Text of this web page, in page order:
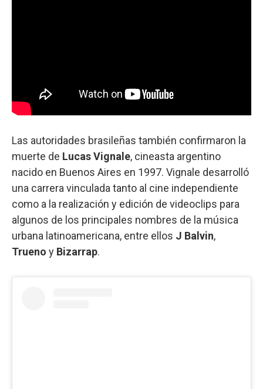
Las autoridades brasileñas también confirmaron la
muerte de Lucas Vignale, cineasta argentino
nacido en Buenos Aires en 1997. Vignale desarrolló
una carrera vinculada tanto al cine independiente
como a la realización y edición de videoclips para
algunos de los principales nombres de la música
urbana latinoamericana, entre ellos J Balvin,
Trueno y Bizarrap.